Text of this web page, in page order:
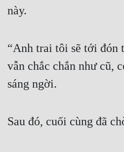
này.
“Anh trai tôi sẽ tới đón
vẫn chắc chắn như cũ,
sáng ngời.
Sau đó, cuối cùng đã